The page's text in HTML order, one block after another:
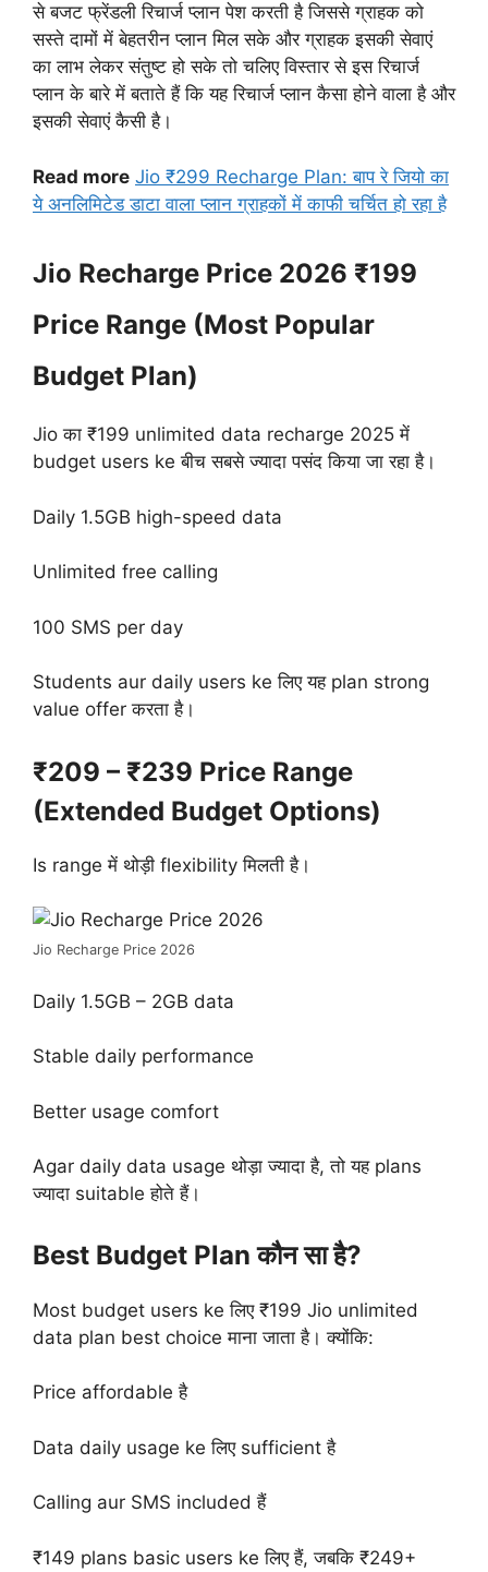
से बजट फ्रेंडली रिचार्ज प्लान पेश करती है जिससे ग्राहक को
सस्ते दामों में बेहतरीन प्लान मिल सके और ग्राहक इसकी सेवाएं
का लाभ लेकर संतुष्ट हो सके तो चलिए विस्तार से इस रिचार्ज
प्लान के बारे में बताते हैं कि यह रिचार्ज प्लान कैसा होने वाला है और
इसकी सेवाएं कैसी है।
Read more Jio ₹299 Recharge Plan: बाप रे जियो का
ये अनलिमिटेड डाटा वाला प्लान ग्राहकों में काफी चर्चित हो रहा है
Jio Recharge Price 2026 ₹199
Price Range (Most Popular
Budget Plan)
Jio का ₹199 unlimited data recharge 2025 में
budget users ke बीच सबसे ज्यादा पसंद किया जा रहा है।
Daily 1.5GB high-speed data
Unlimited free calling
100 SMS per day
Students aur daily users ke लिए यह plan strong
value offer करता है।
₹209 – ₹239 Price Range
(Extended Budget Options)
Is range में थोड़ी flexibility मिलती है।
Jio Recharge Price 2026
Daily 1.5GB – 2GB data
Stable daily performance
Better usage comfort
Agar daily data usage थोड़ा ज्यादा है, तो यह plans
ज्यादा suitable होते हैं।
Best Budget Plan कौन सा है?
Most budget users ke लिए ₹199 Jio unlimited
data plan best choice माना जाता है। क्योंकि:
Price affordable है
Data daily usage ke लिए sufficient है
Calling aur SMS included हैं
₹149 plans basic users ke लिए हैं, जबकि ₹249+